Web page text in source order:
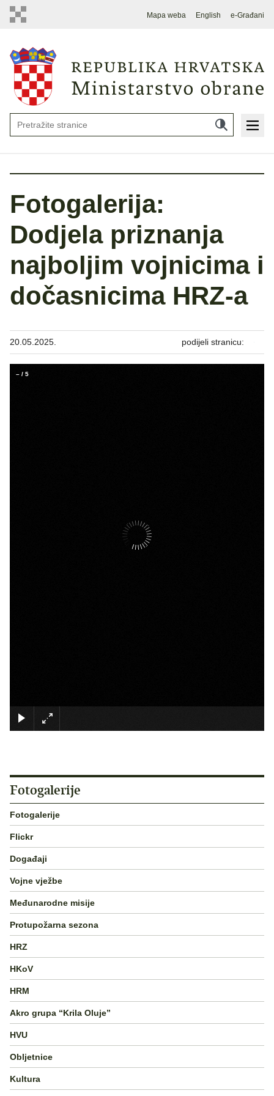
Mapa weba English e-Građani
Fotogalerija:
Dodjela priznanja
najboljim vojnicima i
dočasnicima HRZ-a
20.05.2025. podijeli stranicu:
– / 5
Fotogalerije
Fotogalerije
Flickr
Događaji
Vojne vježbe
Međunarodne misije
Protupožarna sezona
HRZ
HKoV
HRM
Akro grupa “Krila Oluje”
HVU
Obljetnice
Kultura